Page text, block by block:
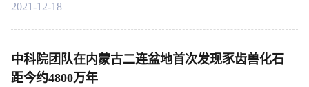
2021-12-18
中科院团队在内蒙古二连盆地首次发现豕齿兽化石
距今约4800万年